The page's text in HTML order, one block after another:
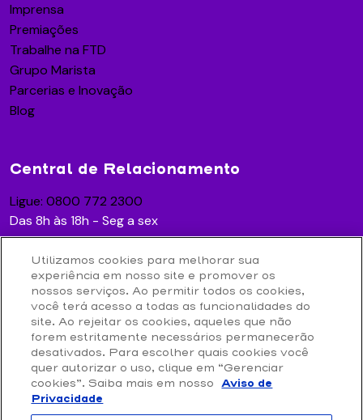
Imprensa
Premiações
Trabalhe na FTD
Grupo Marista
Parcerias e Inovação
Blog
Central de Relacionamento
Ligue: 0800 772 2300
Das 8h às 18h - Seg a sex
Acesse
Contato
Loja Online
Privacidade e Proteção de Dados
Termos de Uso
Utilizamos cookies para melhorar sua
experiência em nosso site e promover os
nossos serviços. Ao permitir todos os cookies,
você terá acesso a todas as funcionalidades do
site. Ao rejeitar os cookies, aqueles que não
forem estritamente necessários permanecerão
desativados. Para escolher quais cookies você
quer autorizar o uso, clique em “Gerenciar
cookies”. Saiba mais em nosso
Aviso de
Privacidade